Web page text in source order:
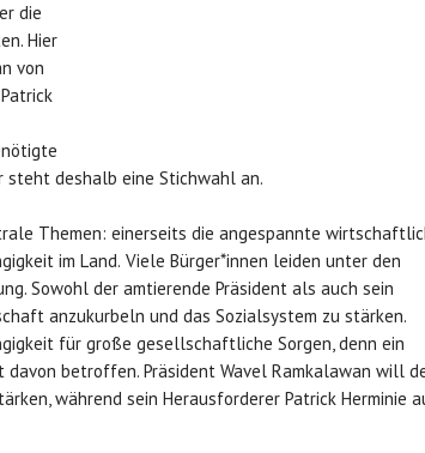
die
Hier
von
steht deshalb eine Stichwahl an.
Themen: einerseits die angespannte
im Land. Viele Bürger*innen leiden unter den
Sowohl der amtierende Präsident als auch sein
anzukurbeln und das Sozialsystem zu stärken.
für große gesellschaftliche Sorgen, denn ein
betroffen. Präsident Wavel Ramkalawan will
während sein Herausforderer Patrick Herminie